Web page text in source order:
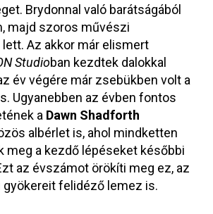
Brydonnal való barátságából
majd szoros művészi
Az akkor már elismert
Studioban kezdtek dalokkal
év végére már zsebükben volt a
Ugyanebben az évben fontos
a Dawn Shadforth
albérlet is, ahol mindketten
meg a kezdő lépéseket későbbi
az évszámot örökíti meg ez, az
felidéző lemez is.